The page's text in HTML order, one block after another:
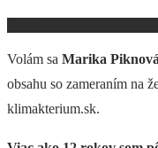
Volám sa Marika Piknová
obsahu so zameraním na
klimakterium.sk.